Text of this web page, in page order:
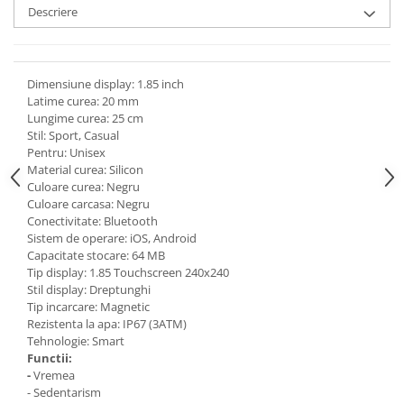
Descriere
Dimensiune display: 1.85 inch
Latime curea: 20 mm
Lungime curea: 25 cm
Stil: Sport, Casual
Pentru: Unisex
Material curea: Silicon
Culoare curea: Negru
Culoare carcasa: Negru
Conectivitate: Bluetooth
Sistem de operare: iOS, Android
Capacitate stocare: 64 MB
Tip display: 1.85 Touchscreen 240x240
Stil display: Dreptunghi
Tip incarcare: Magnetic
Rezistenta la apa: IP67 (3ATM)
Tehnologie: Smart
Functii:
-Vremea
- Sedentarism